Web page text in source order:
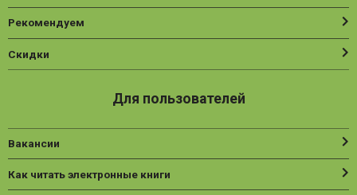
Рекомендуем
Скидки
Для пользователей
Вакансии
Как читать электронные книги